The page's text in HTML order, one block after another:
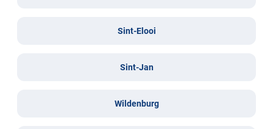
Sint-Elooi
Sint-Jan
Wildenburg